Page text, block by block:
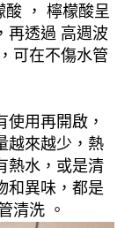
， 檸檬酸呈
再透過 高週波
可在不傷水管
用再開啟，
越來越少，熱
熱水，或是清
和異味，都是
清洗 。